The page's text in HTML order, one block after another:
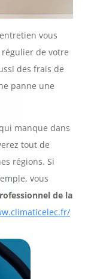
vous
de votre
des frais de
panne une
manque dans
tout de
régions. Si
vous
de la